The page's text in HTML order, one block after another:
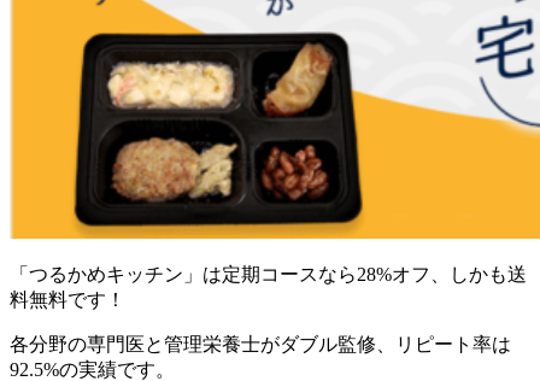
「つるかめキッチン」は定期コースなら28%オフ、しかも送
料無料です！
各分野の専門医と管理栄養士がダブル監修、リピート率は
92.5%の実績です。